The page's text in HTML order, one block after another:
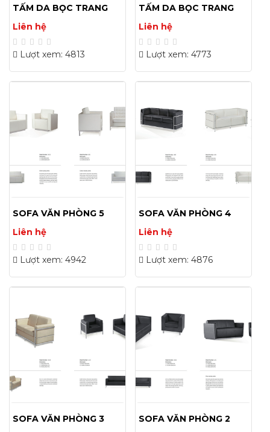
TẤM DA BỌC TRANG
TRÍ 40X40(CM) 02
Liên hệ
Lượt xem: 4813
TẤM DA BỌC TRANG
TRÍ 30X60(CM) 02
Liên hệ
Lượt xem: 4773
SOFA VĂN PHÒNG 5
Liên hệ
Lượt xem: 4942
SOFA VĂN PHÒNG 4
Liên hệ
Lượt xem: 4876
SOFA VĂN PHÒNG 3 SOFA VĂN PHÒNG 2